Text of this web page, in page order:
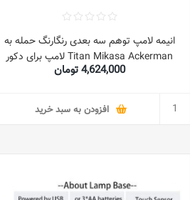
انیمه لامپ توهم سه بعدی رنگارنگ حمله به
Titan Mikasa Ackerman لامپ برای دکور
4,624,000 تومان
افزودن به سبد خرید